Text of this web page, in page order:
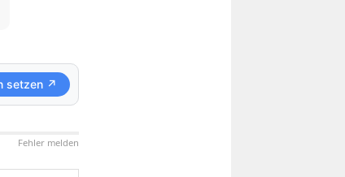
setzen ↗
Fehler melden